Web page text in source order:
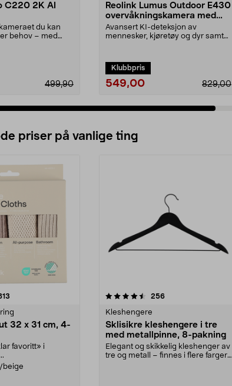
C220 2K AI
du kan
behov – med
499,90
Reolink Lumus Outdoor E430
overvåkningskamera med
wifi
Avansert KI-deteksjon av
mennesker, kjøretøy og dyr samt
Klubbpris
549,00 829,00
priser på vanlige ting
32 x 31 cm, 4-
favoritt» i
beige
5 stjerner 256anmeldelser
Kleshengere
Sklisikre kleshengere i tre
med metallpinne, 8-pakning
Elegant og skikkelig kleshenger av
tre og metall – finnes i flere farger.
4.5av 5 stjerner